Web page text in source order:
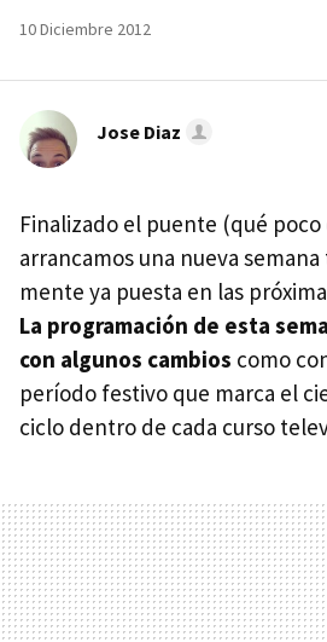
10 Diciembre 2012
Jose Diaz
Finalizado el puente (qué
arrancamos una nueva
mente ya puesta en las
La programación de esta
con algunos cambios como
período festivo que marca el
ciclo dentro de cada curso